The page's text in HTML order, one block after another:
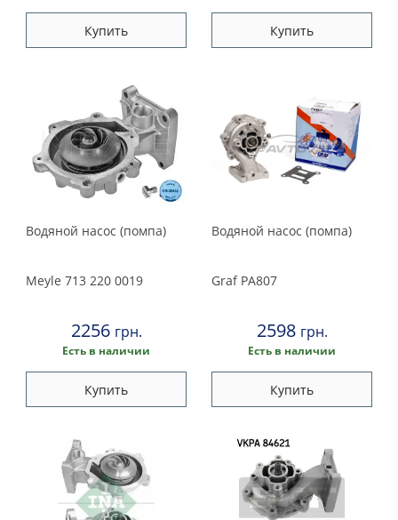
Купить Купить
Водяной насос (помпа)
Meyle 713 220 0019
2256 грн.
Есть в наличии
Купить
Водяной насос (помпа)
GrafPA807
2598 грн.
Есть в наличии
Купить